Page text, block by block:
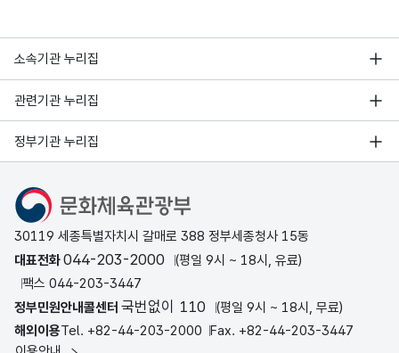
소속기관 누리집
관련기관 누리집
정부기관 누리집
문화체육관광부
30119 세종특별자치시 갈매로 388 정부세종청사 15동
대표전화044-203-2000
(평일 9시 ~ 18시, 유료)
팩스 044-203-3447
정부민원안내콜센터 국번없이 110
(평일 9시 ~ 18시, 무료)
해외이용Tel. +82-44-203-2000 Fax. +82-44-203-3447